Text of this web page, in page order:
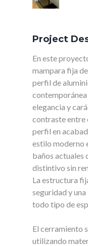
Project
En este
mampara fija
perfil de
elegancia y
contraste entre
perfil en
estilo moderno
baños actuales
distintivo sin
La estructura
seguridad y
todo tipo de
El cerramiento
utilizando